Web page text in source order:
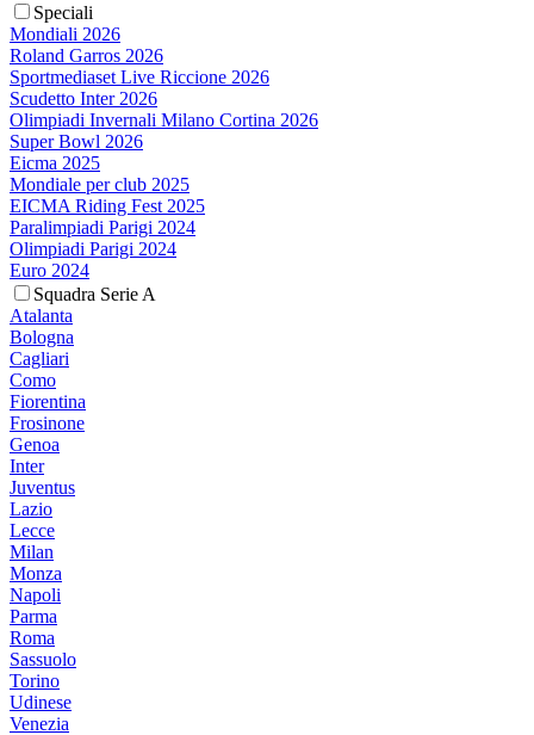
Speciali
Mondiali 2026
Roland Garros 2026
Sportmediaset Live Riccione 2026
Scudetto Inter 2026
Olimpiadi Invernali Milano Cortina 2026
Super Bowl 2026
Eicma 2025
Mondiale per club 2025
EICMA Riding Fest 2025
Paralimpiadi Parigi 2024
Olimpiadi Parigi 2024
Euro 2024
Squadra Serie A
Atalanta
Bologna
Cagliari
Como
Fiorentina
Frosinone
Genoa
Inter
Juventus
Lazio
Lecce
Milan
Monza
Napoli
Parma
Roma
Sassuolo
Torino
Udinese
Venezia